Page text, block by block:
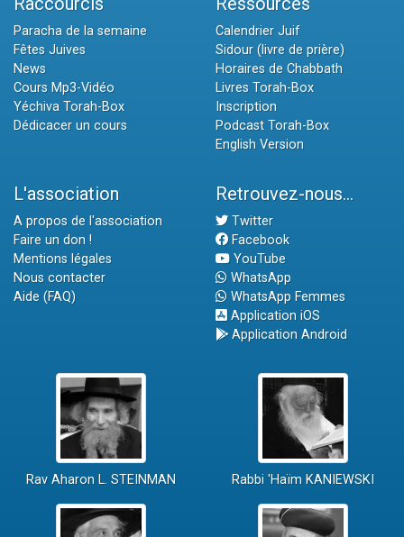
Paracha de la semaine
Fêtes Juives
News
Cours Mp3-Vidéo
Yéchiva Torah-Box
Dédicacer un cours
Calendrier Juif
Sidour (livre de prière)
Horaires de Chabbath
Livres Torah-Box
Inscription
Podcast Torah-Box
English Version
L'association
A propos de l'association
Faire un don !
Mentions légales
Nous contacter
Aide (FAQ)
Retrouvez-nous...
Twitter
Facebook
YouTube
WhatsApp
WhatsApp Femmes
Application iOS
Application Android
Rav Aharon L. STEINMAN Rabbi 'Haïm KANIEWSKI